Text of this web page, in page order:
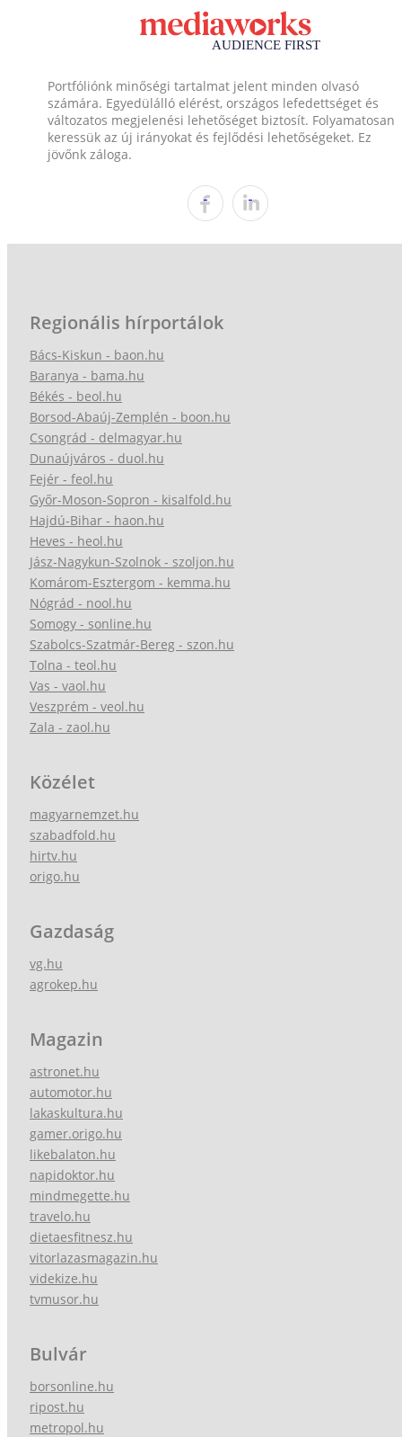
Portfóliónk minőségi tartalmat jelent minden olvasó
számára. Egyedülálló elérést, országos lefedettséget és
változatos megjelenési lehetőséget biztosít. Folyamatosan
keressük az új irányokat és fejlődési lehetőségeket. Ez
jövőnk záloga.
Regionális hírportálok
Bács-Kiskun - baon.hu
Baranya - bama.hu
Békés - beol.hu
Borsod-Abaúj-Zemplén - boon.hu
Csongrád - delmagyar.hu
Dunaújváros - duol.hu
Fejér - feol.hu
Győr-Moson-Sopron - kisalfold.hu
Hajdú-Bihar - haon.hu
Heves - heol.hu
Jász-Nagykun-Szolnok - szoljon.hu
Komárom-Esztergom - kemma.hu
Nógrád - nool.hu
Somogy - sonline.hu
Szabolcs-Szatmár-Bereg - szon.hu
Tolna - teol.hu
Vas - vaol.hu
Veszprém - veol.hu
Zala - zaol.hu
Közélet
magyarnemzet.hu
szabadfold.hu
hirtv.hu
origo.hu
Gazdaság
vg.hu
agrokep.hu
Magazin
astronet.hu
automotor.hu
lakaskultura.hu
gamer.origo.hu
likebalaton.hu
napidoktor.hu
mindmegette.hu
travelo.hu
dietaesfitnesz.hu
vitorlazasmagazin.hu
videkize.hu
tvmusor.hu
Bulvár
borsonline.hu
ripost.hu
metropol.hu